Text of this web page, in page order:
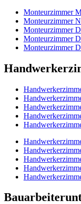
Monteurzimmer
Monteurzimmer
Monteurzimmer
Monteurzimmer
Monteurzimmer